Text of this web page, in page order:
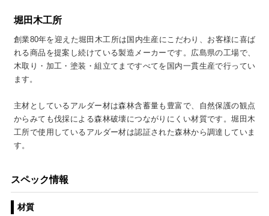
堀田木工所
創業80年を迎えた堀田木工所は国内生産にこだわり、お客様に喜ば
れる商品を提案し続けている製造メーカーです。広島県の工場で、
木取り・加工・塗装・組立てまですべてを国内一貫生産で行ってい
ます。
主材としているアルダー材は森林含蓄量も豊富で、自然保護の観点
からみても伐採による森林破壊につながりにくい材質です。堀田木
工所で使用しているアルダー材は認証された森林から調達していま
す。
スペック情報
材質